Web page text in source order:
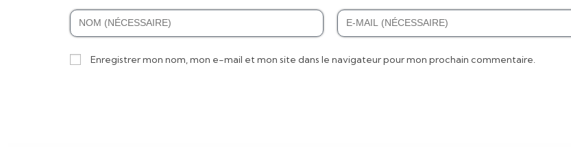
Enregistrer mon nom, mon e-mail et mon site dans le navigateur pour mon prochain commentaire.